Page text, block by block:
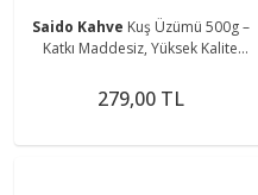
Saido Kahve Kuş Üzümü 500g –
Katkı Maddesiz, Yüksek Kalite
279,00 TL